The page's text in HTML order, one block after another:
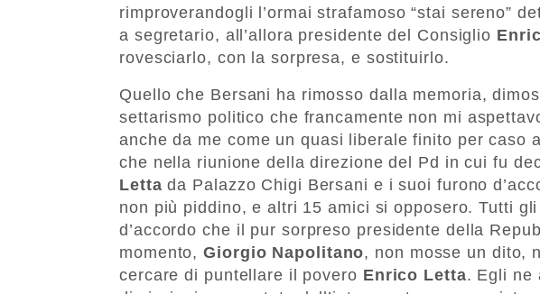
rimproverandogli l’ormai strafamoso “stai sereno”
a segretario, all’allora presidente del Consiglio
rovesciarlo, con la sorpresa, e sostituirlo.
Quello che Bersani ha rimosso dalla memoria,
settarismo politico che francamente non mi
anche da me come un quasi liberale finito per caso
che nella riunione della direzione del Pd in cui fu
Letta da Palazzo Chigi Bersani e i suoi furono
non più piddino, e altri 15 amici si opposero. Tutti
d’accordo che il pur sorpreso presidente della
momento,Giorgio Napolitano, non mosse un dito,
cercare di puntellare il povero Enrico Letta. Egli ne